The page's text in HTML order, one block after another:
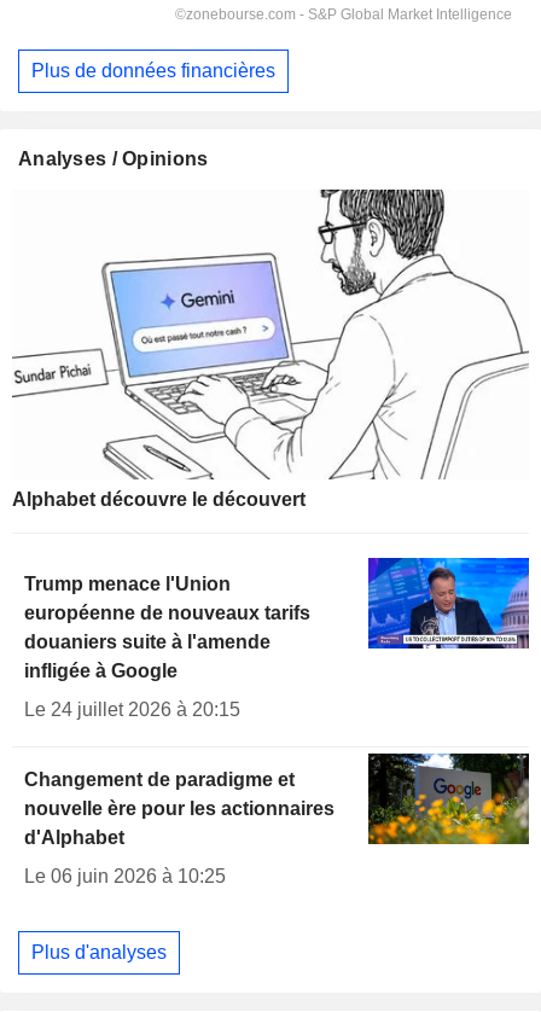
Plus de données financières
Analyses / Opinions
Alphabet découvre le découvert
Trump menace l'Union
européenne de nouveaux tarifs
douaniers suite à l'amende
infligée à Google
Le 24 juillet 2026 à 20:15
Changement de paradigme et
nouvelle ère pour les actionnaires
d'Alphabet
Le 06 juin 2026 à 10:25
Plus d'analyses